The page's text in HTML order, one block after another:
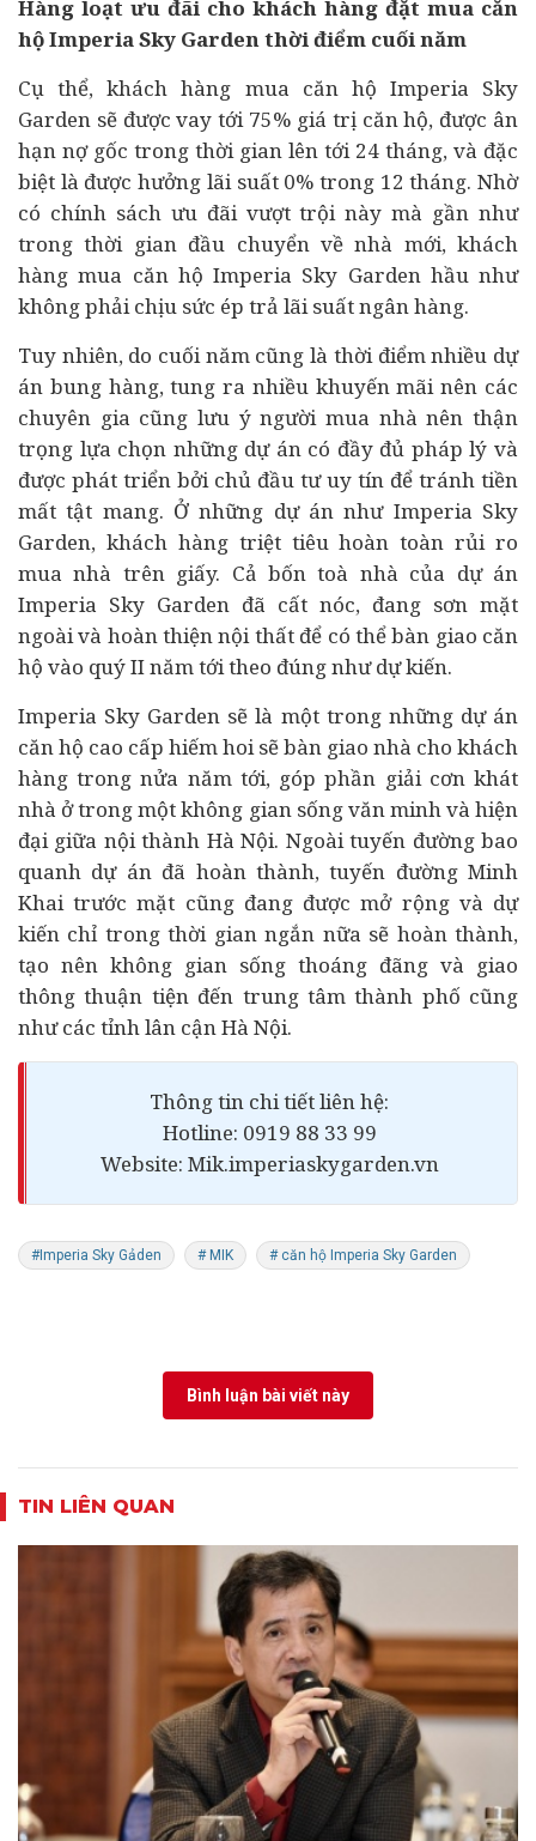
Hàng loạt ưu đãi cho khách hàng đặt mua căn
hộ Imperia Sky Garden thời điểm cuối năm
Cụ thể, khách hàng mua căn hộ Imperia Sky
Garden sẽ được vay tới 75% giá trị căn hộ, được ân
hạn nợ gốc trong thời gian lên tới 24 tháng, và đặc
biệt là được hưởng lãi suất 0% trong 12 tháng. Nhờ
có chính sách ưu đãi vượt trội này mà gần như
trong thời gian đầu chuyển về nhà mới, khách
hàng mua căn hộ Imperia Sky Garden hầu như
không phải chịu sức ép trả lãi suất ngân hàng.
Tuy nhiên, do cuối năm cũng là thời điểm nhiều dự
án bung hàng, tung ra nhiều khuyến mãi nên các
chuyên gia cũng lưu ý người mua nhà nên thận
trọng lựa chọn những dự án có đầy đủ pháp lý và
được phát triển bởi chủ đầu tư uy tín để tránh tiền
mất tật mang. Ở những dự án như Imperia Sky
Garden, khách hàng triệt tiêu hoàn toàn rủi ro
mua nhà trên giấy. Cả bốn toà nhà của dự án
Imperia Sky Garden đã cất nóc, đang sơn mặt
ngoài và hoàn thiện nội thất để có thể bàn giao căn
hộ vào quý II năm tới theo đúng như dự kiến.
Imperia Sky Garden sẽ là một trong những dự án
căn hộ cao cấp hiếm hoi sẽ bàn giao nhà cho khách
hàng trong nửa năm tới, góp phần giải cơn khát
nhà ở trong một không gian sống văn minh và hiện
đại giữa nội thành Hà Nội. Ngoài tuyến đường bao
quanh dự án đã hoàn thành, tuyến đường Minh
Khai trước mặt cũng đang được mở rộng và dự
kiến chỉ trong thời gian ngắn nữa sẽ hoàn thành,
tạo nên không gian sống thoáng đãng và giao
thông thuận tiện đến trung tâm thành phố cũng
như các tỉnh lân cận Hà Nội.
Thông tin chi tiết liên hệ:
Hotline: 0919 88 33 99
Website: Mik.imperiaskygarden.vn
#Imperia Sky Gảden # MIK # căn hộ Imperia Sky Garden
Bình luận bài viết này
TIN LIÊN QUAN